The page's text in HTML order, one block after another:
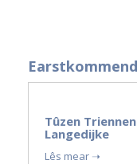
19
sep
2026
Tûzen
Langedijke
Lês mear ➝